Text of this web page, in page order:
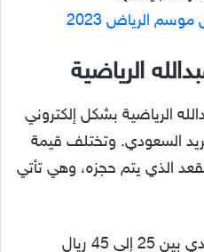
الرياض 2023
الرياضية
الرياضية بشكل إلكتروني
السعودي. وتختلف قيمة
الذي يتم حجزه، وهي تأتي
تتراوح تكلفة المقعد العادي بين 25 إلى 45 ريال